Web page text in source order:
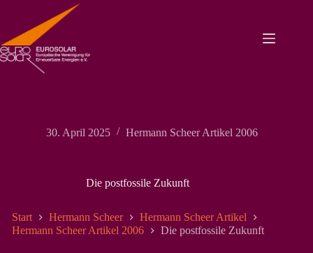
springen
30. April 2025 Hermann Scheer Artikel 2006
Die postfossile Zukunft
Start Hermann Scheer
Hermann Scheer Artikel
Hermann Scheer Artikel 2006
Die postfossile Zukunft